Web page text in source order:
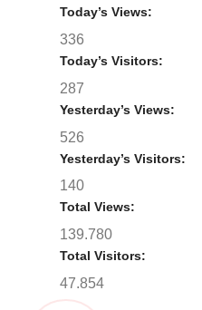
Today’s Views:
336
Today’s Visitors:
287
Yesterday’s Views:
526
Yesterday’s Visitors:
140
Total Views:
139.780
Total Visitors:
47.854